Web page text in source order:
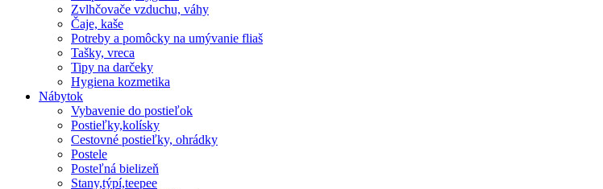
Zvlhčovače vzduchu, váhy
Čaje, kaše
Potreby a pomôcky na umývanie fliaš
Tašky, vreca
Tipy na darčeky
Hygiena kozmetika
Nábytok
Vybavenie do postieľok
Postieľky,kolísky
Cestovné postieľky, ohrádky
Postele
Posteľná bielizeň
Stany,týpí,teepee